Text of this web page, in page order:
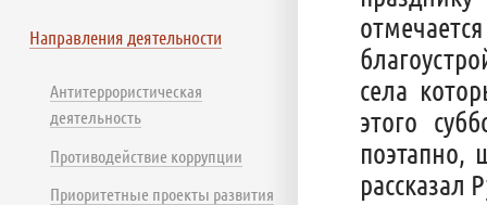
села
этого
поэтапно,
рассказал
Направления деятельности
Антитеррористическая
деятельность
Противодействие коррупции
Приоритетные проекты развития